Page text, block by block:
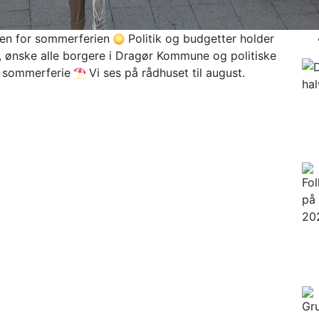
for sommerferien
Politik og budgetter holder
alle borgere i Dragør Kommune og politiske
Vi ses på rådhuset til august.